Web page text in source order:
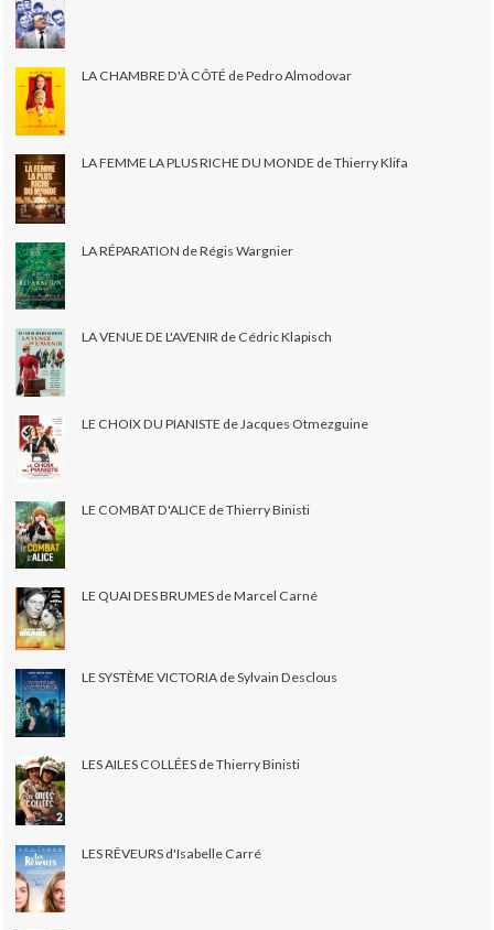
LA CHAMBRE D'À CÔTÉ de Pedro Almodovar
LA FEMME LA PLUS RICHE DU MONDE de Thierry Klifa
LA RÉPARATION de Régis Wargnier
LA VENUE DE L'AVENIR de Cédric Klapisch
LE CHOIX DU PIANISTE de Jacques Otmezguine
LE COMBAT D'ALICE de Thierry Binisti
LE QUAI DES BRUMES de Marcel Carné
LE SYSTÈME VICTORIA de Sylvain Desclous
LES AILES COLLÉES de Thierry Binisti
LES RÊVEURS d'Isabelle Carré